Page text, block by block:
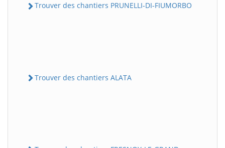
Trouver des chantiers PRUNELLI-DI-FIUMORBO
Trouver des chantiers ALATA